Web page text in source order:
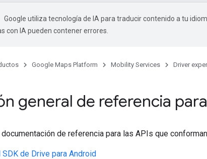
Google utiliza tecnología de IA para traducir contenido a tu
con IA pueden contener errores.
Google Maps Platform Mobility Services Driver
general de referencia
documentación de referencia para las APIs que
SDK de Drive para Android